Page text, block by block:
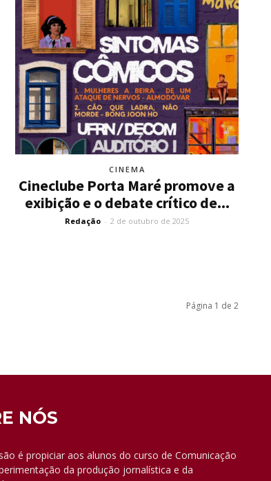
CINEMA
Cineclube Porta Maré promove a
exibição e o debate crítico de...
Redação - 2 de outubro de 2025
Página 1 de 2
NÓS
é propiciar aos alunos do curso de Comunicação
da produção jornalística e da